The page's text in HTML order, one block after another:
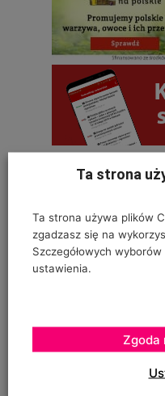
Krystyna
SZKODNIKI WIĄZU I ICH
Ta strona
Ta strona używa plików
zgadzasz się na
Szczegółowych
ustawienia.
Zgoda